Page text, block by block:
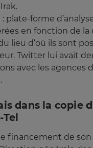
plate-forme
en fonction de la
lieu d’où ils sont
Twitter lui avait
avec les agences
dans la copie
financement de son